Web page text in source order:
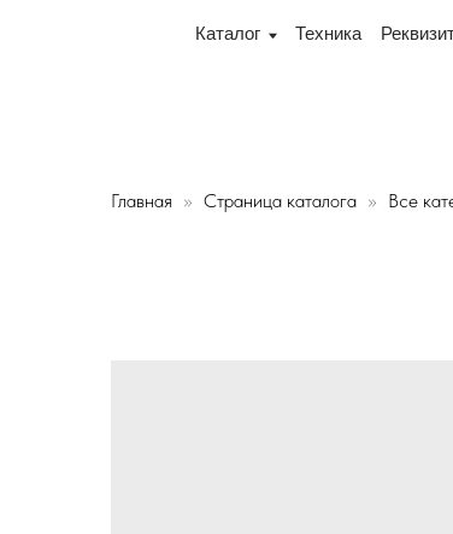
Каталог Техника Реквизиты
Офис и склад теперь по адресу 220075, г.
Главная Страница каталога Все